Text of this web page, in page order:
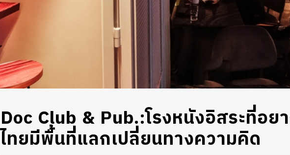
Doc Club & Pub.:โรงหนังอิสระที่อย
ไทยมีพื้นที่แลกเปลี่ยนทางความคิด